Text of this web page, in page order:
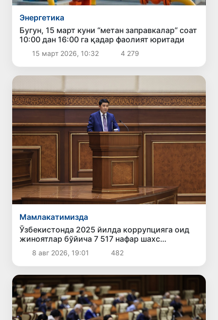
Энергетика
Бугун, 15 март куни “метан заправкалар” соат
10:00 дан 16:00 га қадар фаолият юритади
15 март 2026, 10:32 4 279
Мамлакатимизда
Ўзбекистонда 2025 йилда коррупцияга оид
жиноятлар бўйича 7 517 нафар шахс
жавобгарликка тортилган
8 авг 2026, 19:01 482